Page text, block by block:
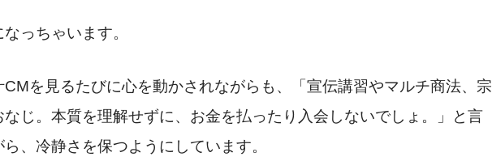
っちゃいます。
CMを見るたびに心を動かされながらも、「宣伝講習やマルチ商法、宗
じ。本質を理解せずに、お金を払ったり入会しないでしょ。」と言
、冷静さを保つようにしています。